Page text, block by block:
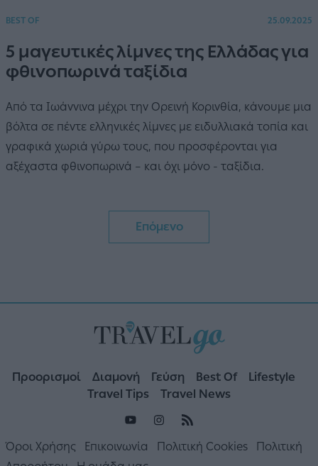
BEST OF 25.09.2025
5 μαγευτικές λίμνες της Ελλάδας για
φθινοπωρινά ταξίδια
Από τα Ιωάννινα μέχρι την Ορεινή Κορινθία, κάνουμε μια
βόλτα σε πέντε ελληνικές λίμνες με ειδυλλιακά τοπία και
γραφικά χωριά γύρω τους, που προσφέρονται για
αξέχαστα φθινοπωρινά – και όχι μόνο - ταξίδια.
Επόμενο
Προορισμοί Διαμονή Γεύση Best Of
Lifestyle
Travel Tips
Travel News
Όροι Χρήσης Επικοινωνία Πολιτική Cookies
Πολιτική